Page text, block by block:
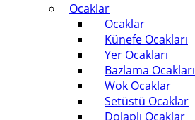
Ocaklar
Ocaklar
Künefe Ocakları
Yer Ocakları
Bazlama Ocakları
Wok Ocaklar
Setüstü Ocaklar
Dolaplı Ocaklar